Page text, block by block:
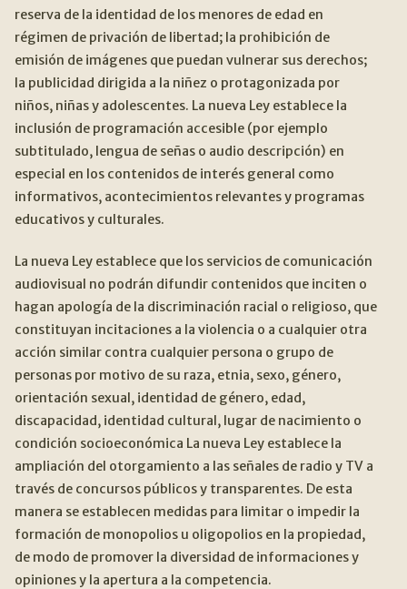
reserva de la identidad de los menores de edad en
régimen de privación de libertad; la prohibición de
emisión de imágenes que puedan vulnerar sus derechos;
la publicidad dirigida a la niñez o protagonizada por
niños, niñas y adolescentes. La nueva Ley establece la
inclusión de programación accesible (por ejemplo
subtitulado, lengua de señas o audio descripción) en
especial en los contenidos de interés general como
informativos, acontecimientos relevantes y programas
educativos y culturales.
La nueva Ley establece que los servicios de comunicación
audiovisual no podrán difundir contenidos que inciten o
hagan apología de la discriminación racial o religioso, que
constituyan incitaciones a la violencia o a cualquier otra
acción similar contra cualquier persona o grupo de
personas por motivo de su raza, etnia, sexo, género,
orientación sexual, identidad de género, edad,
discapacidad, identidad cultural, lugar de nacimiento o
condición socioeconómica La nueva Ley establece la
ampliación del otorgamiento a las señales de radio y TV a
través de concursos públicos y transparentes. De esta
manera se establecen medidas para limitar o impedir la
formación de monopolios u oligopolios en la propiedad,
de modo de promover la diversidad de informaciones y
opiniones y la apertura a la competencia.